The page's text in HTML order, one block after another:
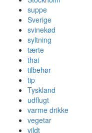
suppe
Sverige
svinekød
syltning
tærte
thai
tilbehør
tip
Tyskland
udflugt
varme drikke
vegetar
vildt